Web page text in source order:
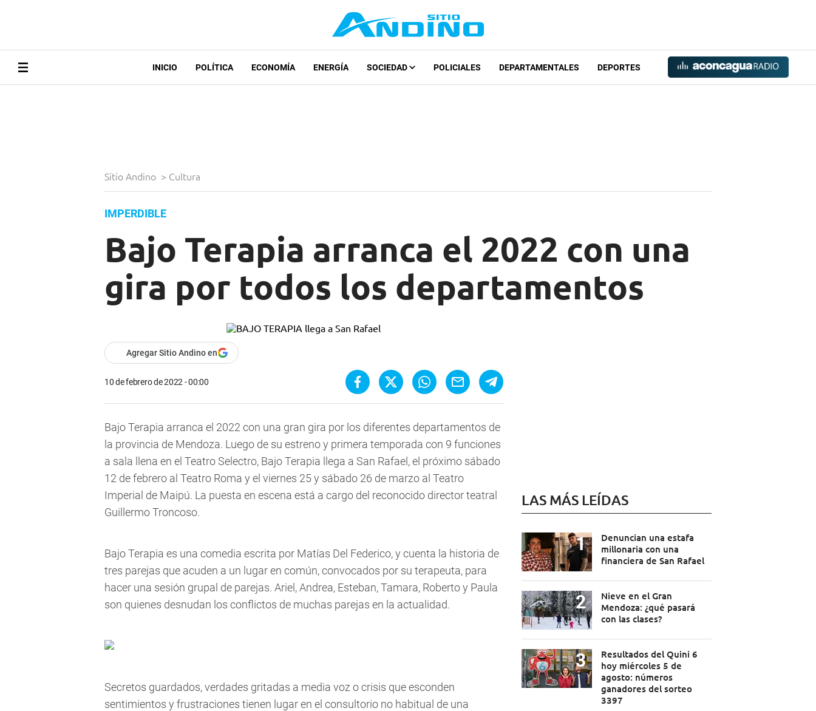
INICIO POLÍTICA ECONOMÍA ENERGÍA SOCIEDAD POLICIALES DEPARTAMENTALES DEPORTES
Sitio Andino > Cultura
IMPERDIBLE
Bajo Terapia arranca el 2022 con una
gira por todos los departamentos
Agregar Sitio Andino en
10 de febrero de 2022 - 00:00
Bajo Terapia arranca el 2022 con una gran gira por los diferentes departamentos de
la provincia de Mendoza. Luego de su estreno y primera temporada con 9 funciones
a sala llena en el Teatro Selectro, Bajo Terapia llega a San Rafael, el próximo sábado
12 de febrero al Teatro Roma y el viernes 25 y sábado 26 de marzo al Teatro
Imperial de Maipú. La puesta en escena está a cargo del reconocido director teatral
Guillermo Troncoso.
Bajo Terapia es una comedia escrita por Matías Del Federico, y cuenta la historia de
tres parejas que acuden a un lugar en común, convocados por su terapeuta, para
hacer una sesión grupal de parejas. Ariel, Andrea, Esteban, Tamara, Roberto y Paula
son quienes desnudan los conflictos de muchas parejas en la actualidad.
Secretos guardados, verdades gritadas a media voz o crisis que esconden
sentimientos y frustraciones tienen lugar en el consultorio no habitual de una
LAS MÁS LEÍDAS
Denuncian una estafa
millonaria con una
financiera de San Rafael
Nieve en el Gran
Mendoza: ¿qué pasará
con las clases?
Resultados del Quini 6
hoy miércoles 5 de
agosto: números
ganadores del sorteo
3397